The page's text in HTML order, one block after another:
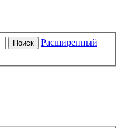
Поиск
Расширенный